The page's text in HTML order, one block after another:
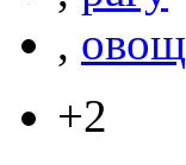
,
+2